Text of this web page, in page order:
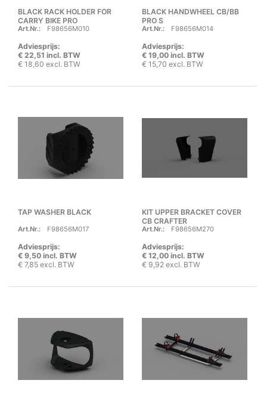
BLACK RACK HOLDER FOR
CARRY BIKE PRO
Art.Nr.: F98656M010
Adviesprijs:
€ 22,51 incl. BTW
€ 18,60 excl. BTW
BLACK HANDWHEEL CB/BB
PRO S
Art.Nr.: F98656M014
Adviesprijs:
€ 19,00 incl. BTW
€ 15,70 excl. BTW
TAP WASHER BLACK
Art.Nr.: F98656M017
Adviesprijs:
€ 9,50 incl. BTW
€ 7,85 excl. BTW
KIT UPPER BRACKET COVER
CB CRAFTER
Art.Nr.: F98656M270
Adviesprijs:
€ 12,00 incl. BTW
€ 9,92 excl. BTW